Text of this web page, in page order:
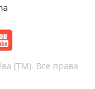
(ТМ). Все права